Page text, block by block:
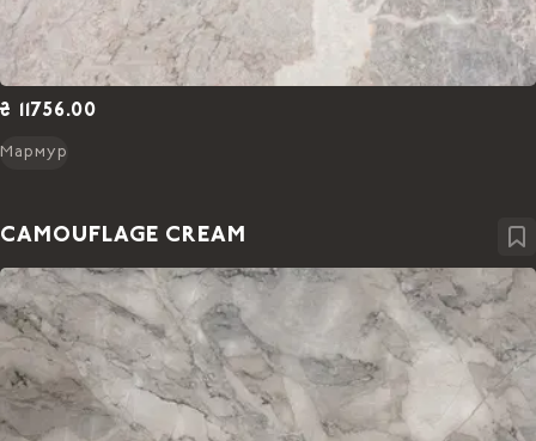
₴ 11756.00
Мармур
CAMOUFLAGE CREAM